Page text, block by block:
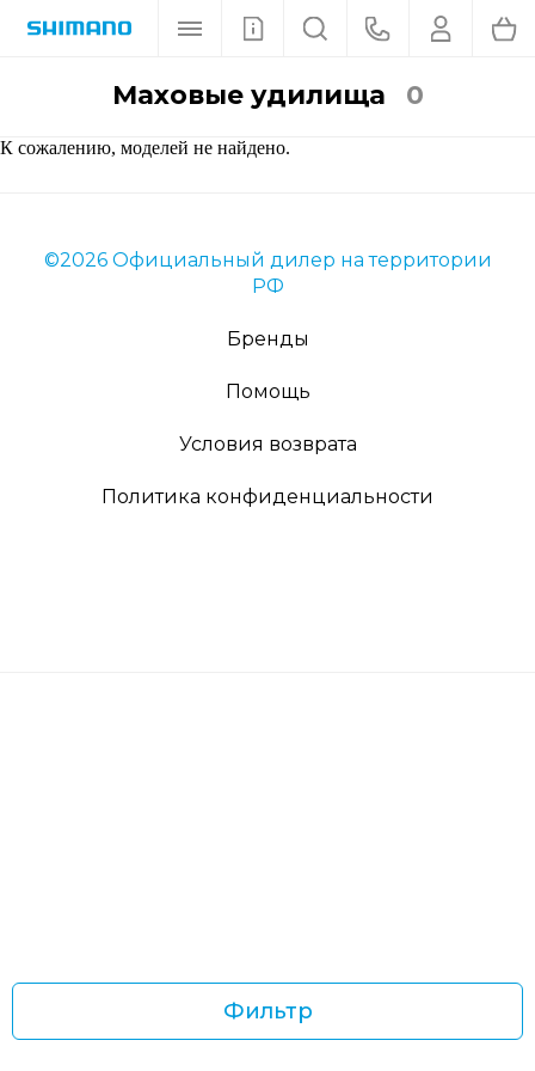
Маховые удилища 0
К сожалению, моделей не найдено.
Фильтр
©2026 Официальный дилер на территории
РФ
Бренды
Помощь
Условия возврата
Политика конфиденциальности